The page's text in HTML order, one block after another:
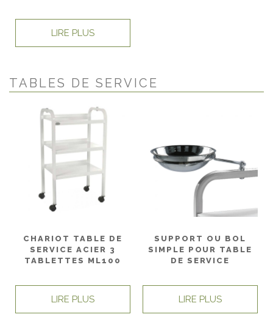
LIRE PLUS
TABLES DE SERVICE
CHARIOT TABLE DE
SERVICE ACIER 3
TABLETTES ML100
LIRE PLUS
SUPPORT OU BOL
SIMPLE POUR TABLE
DE SERVICE
LIRE PLUS